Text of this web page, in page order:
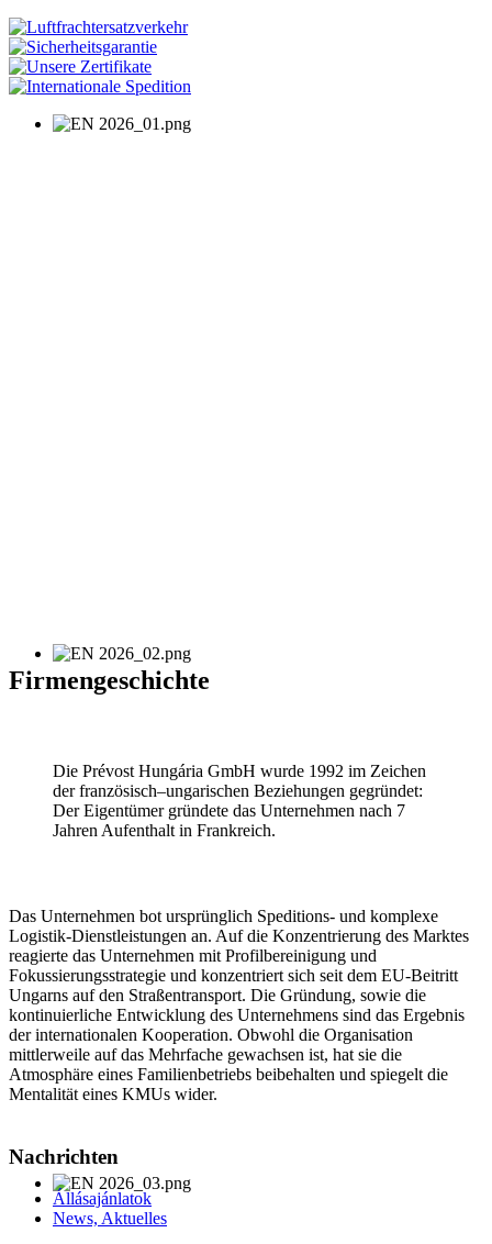
Firmengeschichte
Die Prévost Hungária GmbH wurde 1992 im Zeichen
der französisch–ungarischen Beziehungen gegründet:
Der Eigentümer gründete das Unternehmen nach 7
Jahren Aufenthalt in Frankreich.
Das Unternehmen bot ursprünglich Speditions- und komplexe
Logistik-Dienstleistungen an. Auf die Konzentrierung des Marktes
reagierte das Unternehmen mit Profilbereinigung und
Fokussierungsstrategie und konzentriert sich seit dem EU-Beitritt
Ungarns auf den Straßentransport. Die Gründung, sowie die
kontinuierliche Entwicklung des Unternehmens sind das Ergebnis
der internationalen Kooperation. Obwohl die Organisation
mittlerweile auf das Mehrfache gewachsen ist, hat sie die
Atmosphäre eines Familienbetriebs beibehalten und spiegelt die
Mentalität eines KMUs wider.
Nachrichten
Állásajánlatok
News, Aktuelles